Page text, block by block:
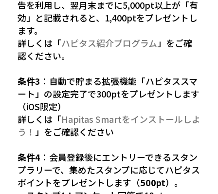
告を利用し、翌月末までに5,000pt以上が「有
効」と記載されると、1,400ptをプレゼントし
ます。
詳しくは「ハピタス紹介プログラム 」をご確
認ください。
条件3 ：自動で貯まる拡張機能「ハピタススマ
ート」の設定完了で300ptをプレゼントします
（iOS限定）
詳しくは「Hapitas Smartをインストールしよ
う！ 」をご確認ください
条件4 ：会員登録後にエントリーできるスタン
プラリーで、集めたスタンプに応じてハピタス
ポイントをプレゼントします（500pt）。